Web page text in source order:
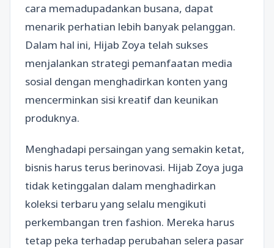
cara memadupadankan busana, dapat
menarik perhatian lebih banyak pelanggan.
Dalam hal ini, Hijab Zoya telah sukses
menjalankan strategi pemanfaatan media
sosial dengan menghadirkan konten yang
mencerminkan sisi kreatif dan keunikan
produknya.
Menghadapi persaingan yang semakin ketat,
bisnis harus terus berinovasi. Hijab Zoya juga
tidak ketinggalan dalam menghadirkan
koleksi terbaru yang selalu mengikuti
perkembangan tren fashion. Mereka harus
tetap peka terhadap perubahan selera pasar